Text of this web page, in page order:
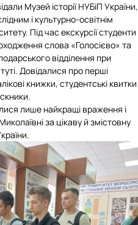
Музей історії НУБіП України,
і культурно-освітнім
Під час екскурсії студенти
слова «Голосієво» та
відділення при
Довідалися про перші
книжки, студентські квитки
лише найкращі враження і
за цікаву й змістовну